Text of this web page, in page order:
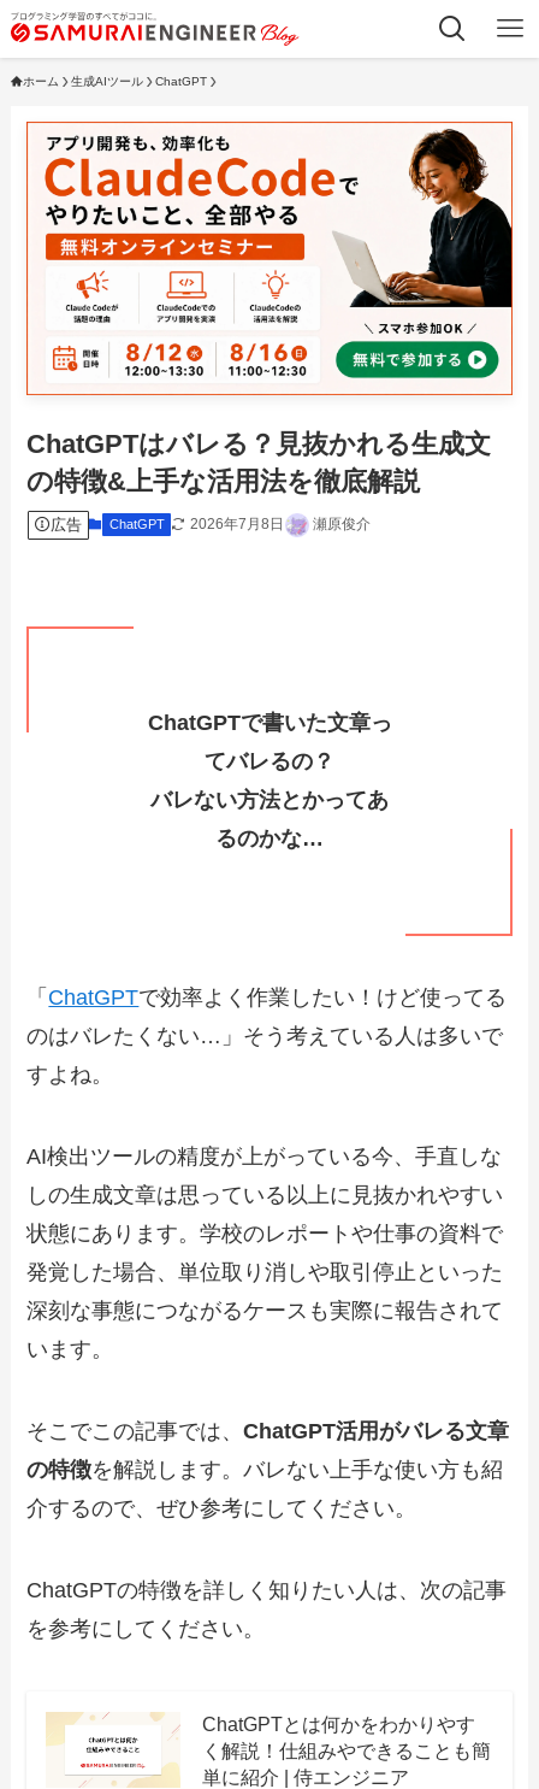
ホーム 生成AIツール ChatGPT
ChatGPTはバレる？見抜かれる生成文
の特徴&上手な活用法を徹底解説
広告 ChatGPT 2026年7月8日 瀬原俊介
ChatGPTで書いた文章っ
てバレるの？
バレない方法とかってあ
るのかな…
「 ChatGPTで効率よく作業したい！けど使ってる
のはバレたくない…」そう考えている人は多いで
すよね。
AI検出ツールの精度が上がっている今、手直しな
しの生成文章は思っている以上に見抜かれやすい
状態にあります。学校のレポートや仕事の資料で
発覚した場合、単位取り消しや取引停止といった
深刻な事態につながるケースも実際に報告されて
います。
そこでこの記事では、ChatGPT活用がバレる文章
の特徴を解説します。バレない上手な使い方も紹
介するので、ぜひ参考にしてください。
ChatGPTの特徴を詳しく知りたい人は、次の記事
を参考にしてください。
ChatGPTとは何かをわかりやす
く解説！仕組みやできることも簡
単に紹介 | 侍エンジニア